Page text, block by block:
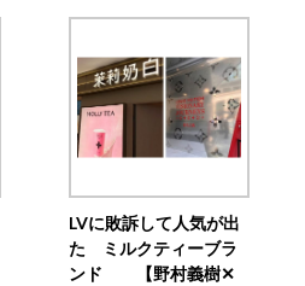
LVに敗訴して人気が出
た ミルクティーブラ
ンド 【野村義樹✕